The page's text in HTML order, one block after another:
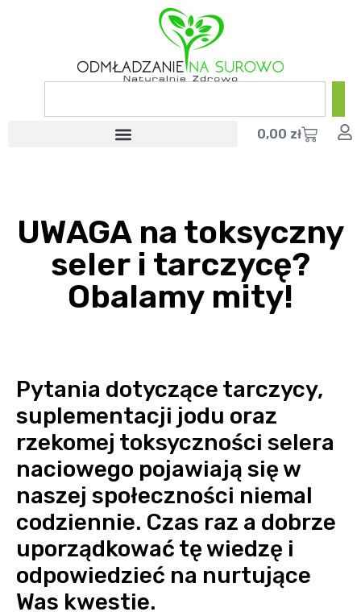
0,00 zł
UWAGA na toksyczny
seler i tarczycę?
Obalamy mity!
Pytania dotyczące tarczycy,
suplementacji jodu oraz
rzekomej toksyczności selera
naciowego pojawiają się w
naszej społeczności niemal
codziennie. Czas raz a dobrze
uporządkować tę wiedzę i
odpowiedzieć na nurtujące
Was kwestie.